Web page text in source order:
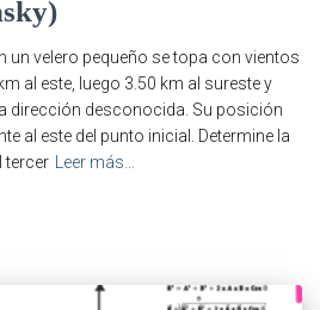
un velero pequeño se topa con vientos
al este, luego 3.50 km al sureste y
dirección desconocida. Su posición
al este del punto inicial. Determine la
tercer
Leer más…